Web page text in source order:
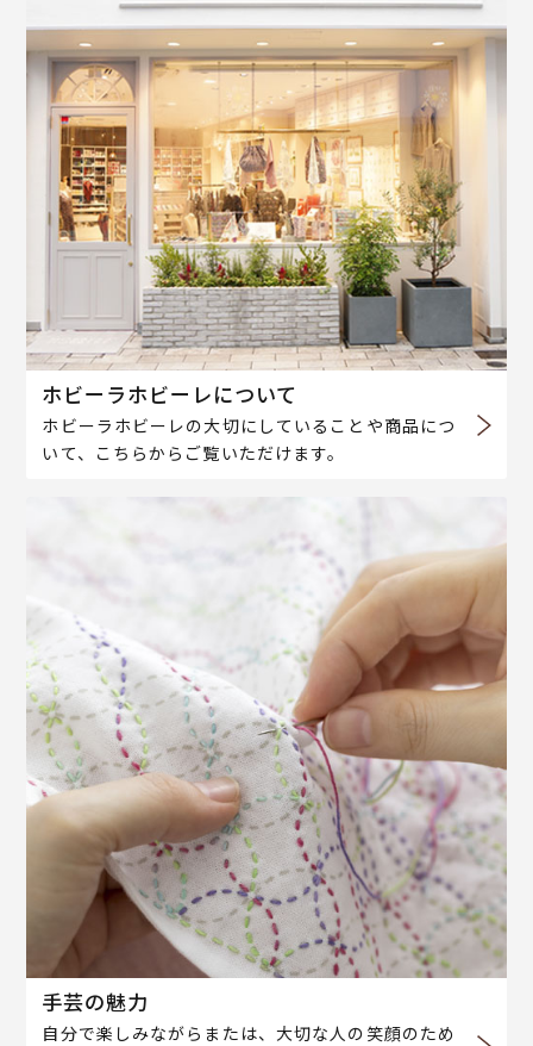
ホビーラホビーレについて
ホビーラホビーレの大切にしていることや商品につ
いて、こちらからご覧いただけます。
手芸の魅力
自分で楽しみながらまたは、大切な人の笑顔のため